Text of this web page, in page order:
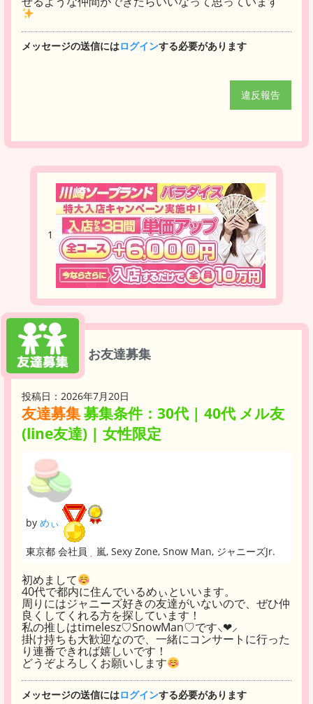
メッセージの送信にはログインする必要があります
違反報告
1
お友達募集
投稿日：2026年7月20日
友達募集募集条件：30代 | 40代 メル友
(line友達) | 女性限定
by めぃ
東京都 会社員 嵐, Sexy Zone, Snow Man, ジャニーズJr.
初めまして
40代で都内に住んでいるめぃといいます。
周りにはジャニーズ好きの友達がいないので、ぜひ仲
良くしてくれる方を探しています！
私の推しはtimelesz♡SnowMan♡です⸜❤︎⸝‍
掛け持ちも大歓迎なので、一緒にコンサートに行った
り連番できれば嬉しいです！
どうぞよろしくお願いします
メッセージの送信にはログインする必要があります